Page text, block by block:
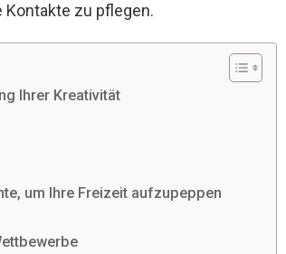
zu pflegen.
Ihrer Kreativität
um Ihre Freizeit aufzupeppen